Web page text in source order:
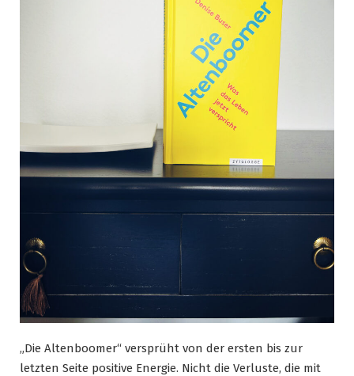
„Die Altenboomer“ versprüht von der ersten bis zur
letzten Seite positive Energie. Nicht die Verluste, die mit